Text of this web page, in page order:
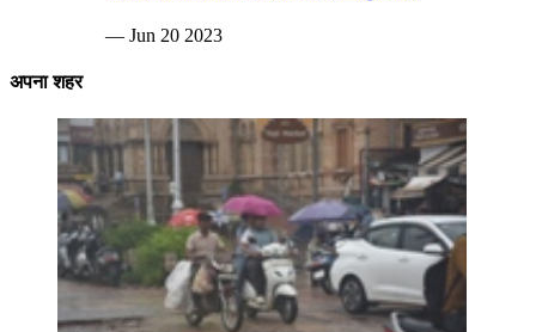
— Jun 20 2023
अपना शहर